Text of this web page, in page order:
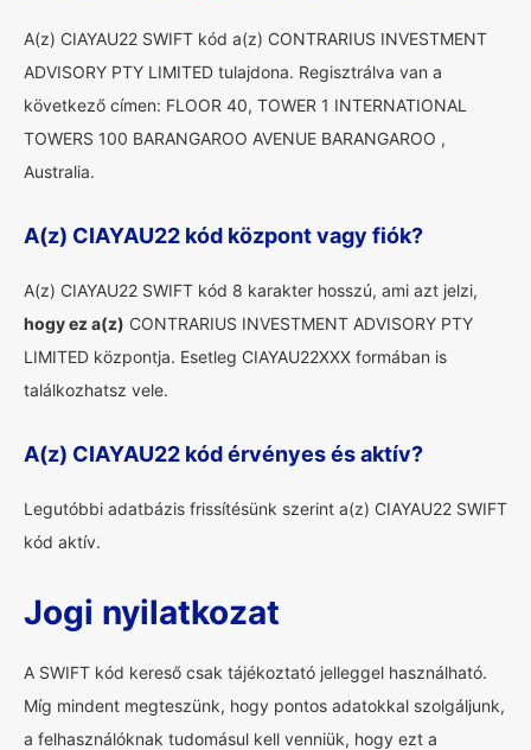
A(z) CIAYAU22 SWIFT kód a(z) CONTRARIUS INVESTMENT
ADVISORY PTY LIMITED tulajdona. Regisztrálva van a
következő címen: FLOOR 40, TOWER 1 INTERNATIONAL
TOWERS 100 BARANGAROO AVENUE BARANGAROO ,
Australia.
A(z) CIAYAU22 kód központ vagy fiók?
A(z) CIAYAU22 SWIFT kód 8 karakter hosszú, ami azt jelzi,
hogy ez a(z) CONTRARIUS INVESTMENT ADVISORY PTY
LIMITED központja. Esetleg CIAYAU22XXX formában is
találkozhatsz vele.
A(z) CIAYAU22 kód érvényes és aktív?
Legutóbbi adatbázis frissítésünk szerint a(z) CIAYAU22 SWIFT
kód aktív.
Jogi nyilatkozat
A SWIFT kód kereső csak tájékoztató jelleggel használható.
Míg mindent megteszünk, hogy pontos adatokkal szolgáljunk,
a felhasználóknak tudomásul kell venniük, hogy ezt a